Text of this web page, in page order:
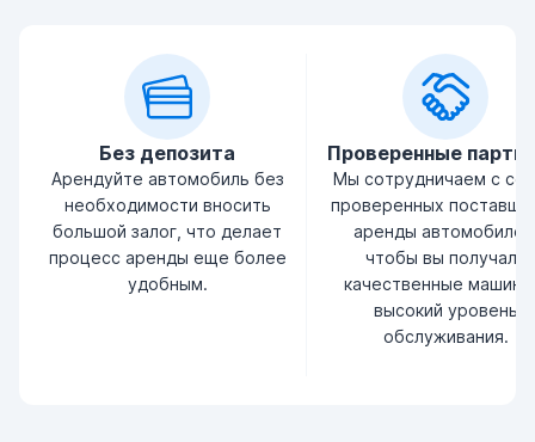
Без депозита
Арендуйте автомобиль без
необходимости вносить
большой залог, что делает
процесс аренды еще более
удобным.
Проверенные
Мы сотрудничаем с
проверенных
аренды
чтобы вы получали
качественные
высокий уровень
обслуживания.